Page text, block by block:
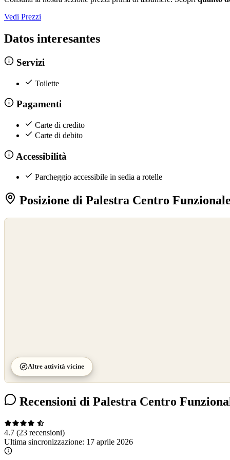
Vedi Prezzi
Datos interesantes
Servizi
Toilette
Pagamenti
Carte di credito
Carte di debito
Accessibilità
Parcheggio accessibile in sedia a rotelle
Posizione di Palestra Centro
Altre attività vicine
Recensioni di Palestra Centro
4.7 (23 recensioni)
Ultima sincronizzazione: 17 aprile 2026